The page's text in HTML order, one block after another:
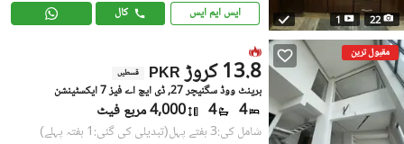
22
1 ایس ایم ایس کال
مقبول ترین
PKR 13.8 کروڑ قسطیں
برینٹ ووڈ سگنیچر 27, ڈی ایچ اے فیز 7 ایکسٹینشن
4
4 4,000 مربع فیٹ
شامل کی:3 ہفتے پہل (تبدیلی کی گئی:1 ہفتہ پہلے)